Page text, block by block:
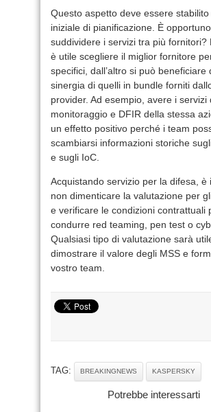
Questo aspetto deve essere
iniziale di pianificazione. È opportuno
suddividere i servizi tra più fornitori?
è utile scegliere il miglior fornitore
specifici, dall’altro si può beneficiare
sinergia di quelli in bundle forniti
provider. Ad esempio, avere i servizi
monitoraggio e DFIR della stessa
un effetto positivo perché i team
scambiarsi informazioni storiche
e sugli IoC.
Acquistando servizio per la difesa, è
non dimenticare la valutazione per
e verificare le condizioni contrattuali
condurre red teaming, pen test o
Qualsiasi tipo di valutazione sarà
dimostrare il valore degli MSS e
vostro team.
TAG: BREAKINGNEWS KASPERSKY
Potrebbe interessarti